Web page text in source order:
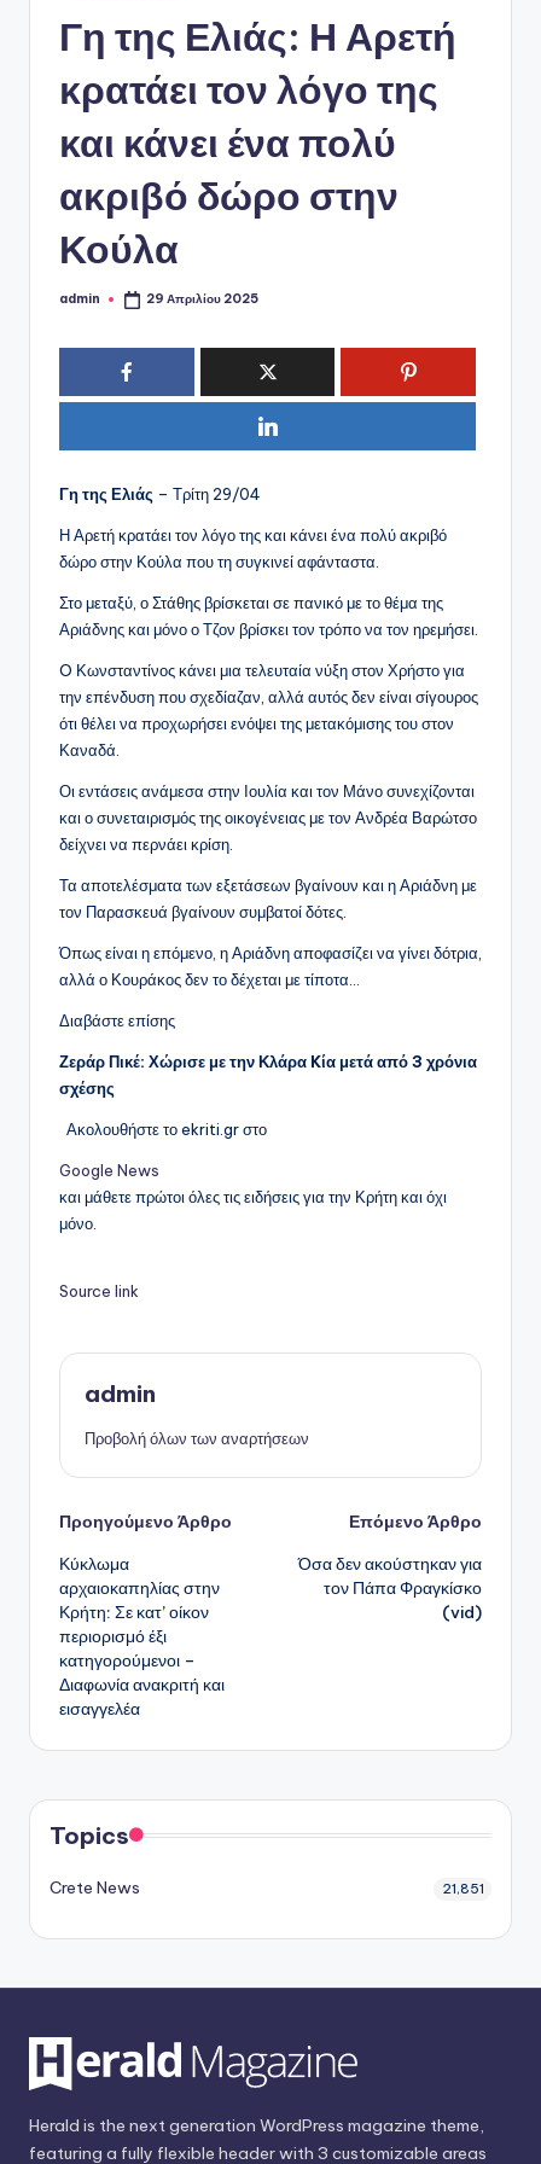
Γη της Ελιάς: Η Αρετή
κρατάει τον λόγο της
και κάνει ένα πολύ
ακριβό δώρο στην
Κούλα
Συγγραφέας:
admin 29 Απριλίου 2025
Γη της Ελιάς – Τρίτη 29/04
Η Αρετή κρατάει τον λόγο της και κάνει ένα πολύ ακριβό
δώρο στην Κούλα που τη συγκινεί αφάνταστα.
Στο μεταξύ, ο Στάθης βρίσκεται σε πανικό με το θέμα της
Αριάδνης και μόνο ο Τζον βρίσκει τον τρόπο να τον ηρεμήσει.
O Κωνσταντίνος κάνει μια τελευταία νύξη στον Χρήστο για
την επένδυση που σχεδίαζαν, αλλά αυτός δεν είναι σίγουρος
ότι θέλει να προχωρήσει ενόψει της μετακόμισης του στον
Καναδά.
Οι εντάσεις ανάμεσα στην Ιουλία και τον Μάνο συνεχίζονται
και ο συνεταιρισμός της οικογένειας με τον Ανδρέα Βαρώτσο
δείχνει να περνάει κρίση.
Τα αποτελέσματα των εξετάσεων βγαίνουν και η Αριάδνη με
τον Παρασκευά βγαίνουν συμβατοί δότες.
Όπως είναι η επόμενο, η Αριάδνη αποφασίζει να γίνει δότρια,
αλλά ο Κουράκος δεν το δέχεται με τίποτα…
Διαβάστε επίσης
Ζεράρ Πικέ: Χώρισε με την Κλάρα Kία μετά από 3 χρόνια
σχέσης
Ακολουθήστε το ekriti.gr στο
Google News
και μάθετε πρώτοι όλες τις ειδήσεις για την Κρήτη και όχι
μόνο.
Source link
admin
Προβολή όλων των αναρτήσεων
Πλοήγηση
δημοσιεύσεων
Προηγούμενο Άρθρο
Κύκλωμα
αρχαιοκαπηλίας στην
Κρήτη: Σε κατ’ οίκον
περιορισμό έξι
κατηγορούμενοι –
Διαφωνία ανακριτή και
εισαγγελέα
Επόμενο Άρθρο
Όσα δεν ακούστηκαν για
τον Πάπα Φραγκίσκο
(vid)
Topics
Crete News 21,851
Herald is the next generation WordPress magazine theme,
featuring a fully flexible header with 3 customizable areas